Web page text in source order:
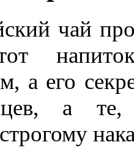
чай
а его
а